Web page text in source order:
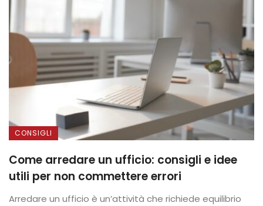
CONSIGLI
Come arredare un ufficio: consigli e idee
utili per non commettere errori
Arredare un ufficio è un’attività che richiede equilibrio